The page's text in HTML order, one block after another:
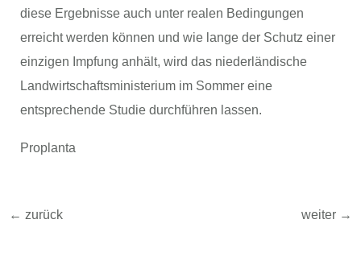
diese Ergebnisse auch unter realen Bedingungen
erreicht werden können und wie lange der Schutz einer
einzigen Impfung anhält, wird das niederländische
Landwirtschaftsministerium im Sommer eine
entsprechende Studie durchführen lassen.
Proplanta
← zurück weiter →